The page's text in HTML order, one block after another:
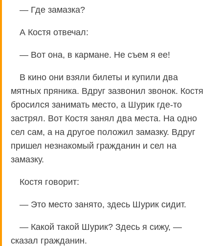
— Где замазка?
А Костя отвечал:
— Вот она, в кармане. Не съем я ее!
В кино они взяли билеты и купили два
мятных пряника. Вдруг зазвонил звонок. Костя
бросился занимать место, а Шурик где-то
застрял. Вот Костя занял два места. На одно
сел сам, а на другое положил замазку. Вдруг
пришел незнакомый гражданин и сел на
замазку.
Костя говорит:
— Это место занято, здесь Шурик сидит.
— Какой такой Шурик? Здесь я сижу, —
сказал гражданин.